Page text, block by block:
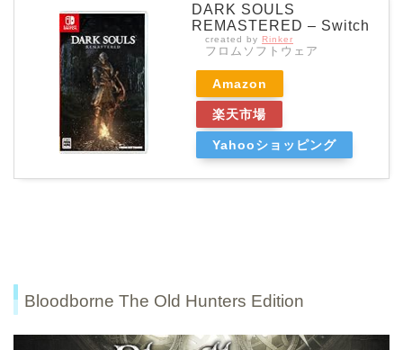
DARK SOULS
REMASTERED – Switch
created by Rinker
フロムソフトウェア
Amazon
楽天市場
Yahooショッピング
Bloodborne The Old Hunters Edition